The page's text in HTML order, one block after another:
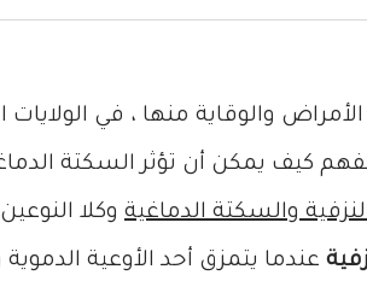
منها ، في الولايات المتحدة ، يصاب أكثر من
كيف يمكن أن تؤثر السكتة
والسكتة الدماغية وكلا
عندما يتمزق أحد الأوعية